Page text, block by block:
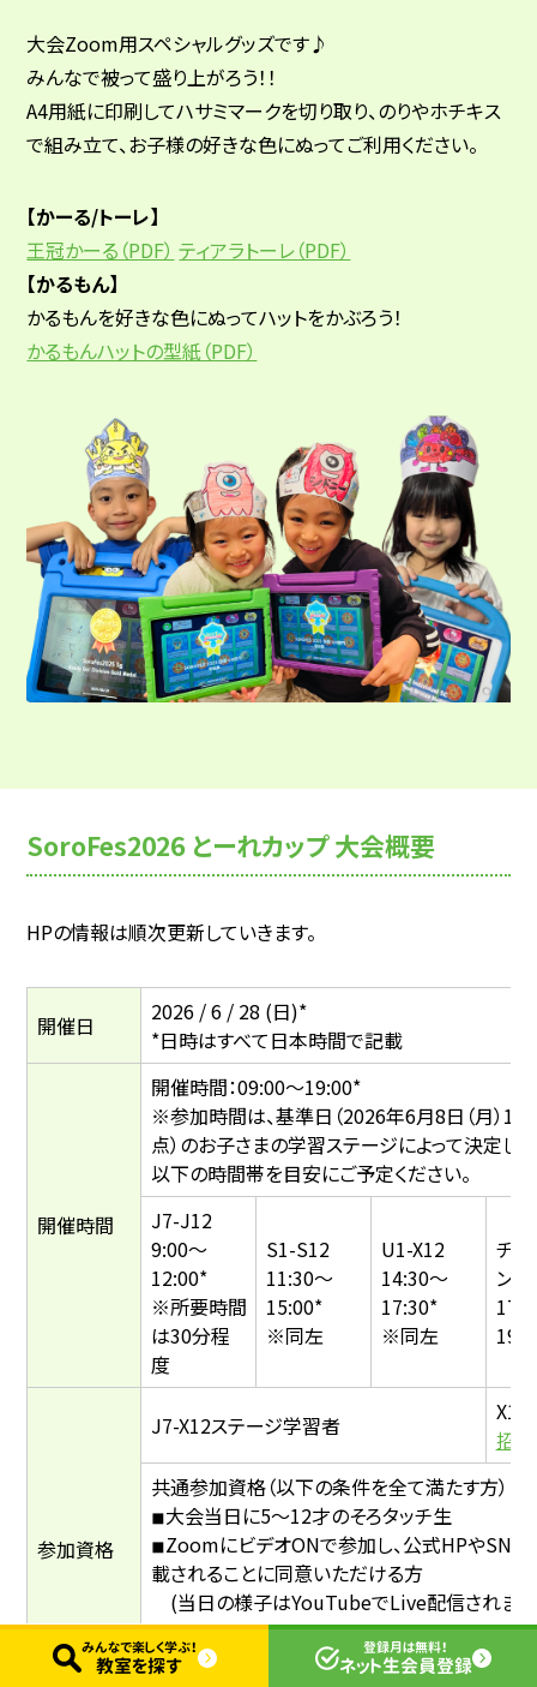
大会Zoom用スペシャルグッズです♪
みんなで被って盛り上がろう！！
A4用紙に印刷してハサミマークを切り取り、のりやホチキス
で組み立て、お子様の好きな色にぬってご利用ください。
【かーる/トーレ】
王冠かーる（PDF） ティアラトーレ（PDF）
【かるもん】
かるもんを好きな色にぬってハットをかぶろう！
かるもんハットの型紙（PDF）
SoroFes2026 とーれカップ 大会概要
HPの情報は順次更新していきます。
開催日
2026 / 6 / 28 (日)*
*日時はすべて日本時間で記載
開催時間
開催時間：09:00～19:00*
※参加時間は、基準日（2026年6月8日（月）
点）のお子さまの学習ステージによって決定しま
以下の時間帯を目安にご予定ください。
J7-J12
9:00〜
12:00*
※所要時間
は30分程
度
S1-S12
11:30〜
15:00*
※同左
U1-X12
14:30〜
17:30*
※同左
チャ
ンシ
参加資格
J7-X12ステージ学習者
X12
招
共通参加資格（以下の条件を全て満たす方）
◾︎大会当日に5〜12才のそろタッチ生
◾︎ZoomにビデオONで参加し、公式HPやSNS
載されることに同意いただける方
(当日の様子はYouTubeでLive配信されま
チャンピオンシップ参加資格:
みんなで楽しく学ぶ！
教室を探す
登録月は無料！
ネット生会員登録